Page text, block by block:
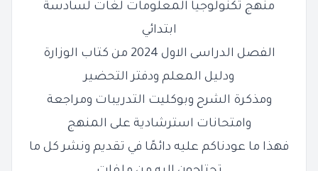
منهج تكنولوجيا المعلومات لغات لسادسة
ابتدائي
الفصل الدراسى الاول 2024 من كتاب الوزارة
ودليل المعلم ودفتر التحضير
ومذكرة الشرح وبوكليت التدريبات ومراجعة
وامتحانات استرشادية على المنهج
فهذا ما عودناكم عليه دائمًا في تقديم ونشر كل ما